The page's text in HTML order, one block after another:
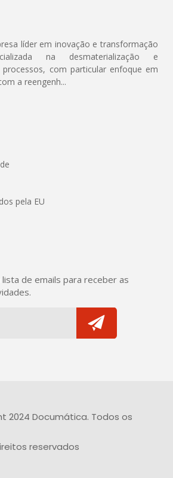
líder em inovação e transformação
na desmaterialização e
com particular enfoque em
a reengenh...
pela EU
lista de emails para receber as
2024 Documática. Todos os
reservados